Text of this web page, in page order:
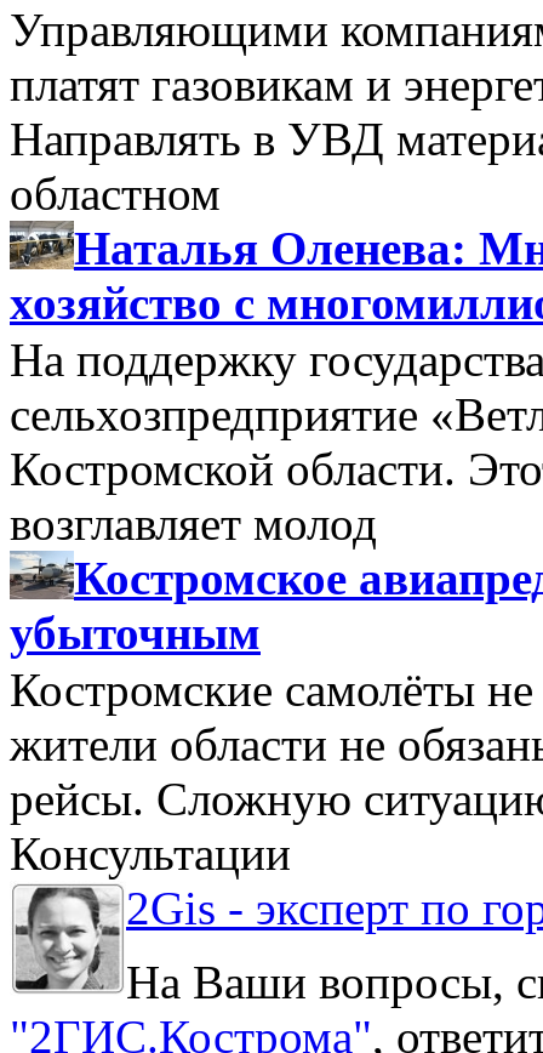
Управляющими
платят газовикам и
Направлять в УВД
областном
Наталья Оленева:
хозяйство с
На поддержку
сельхозпредприятие
Костромской области.
возглавляет молод
Костромское
убыточным
Костромские самолёты
жители области не
рейсы. Сложную
Консультации
2Gis - эксперт по
На Ваши вопросы,
"2ГИС.Кострома",